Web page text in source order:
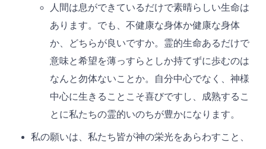
人間は息ができているだけで素晴らしい生命は
あります。でも、不健康な身体か健康な身体
か、どちらが良いですか。霊的生命あるだけで
意味と希望を薄っすらとしか持てずに歩むのは
なんと勿体ないことか。自分中心でなく、神様
中心に生きることこそ喜びですし、成熟するこ
とに私たちの霊的いのちが豊かになります。
私の願いは、私たち皆が神の栄光をあらわすこと、